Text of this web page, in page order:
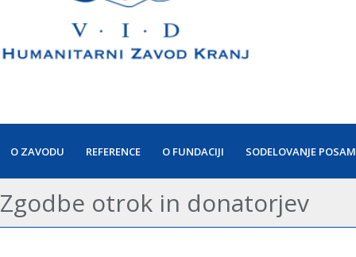
O ZAVODU REFERENCE O FUNDACIJI SODELOVANJE
Zgodbe otrok in donatorjev